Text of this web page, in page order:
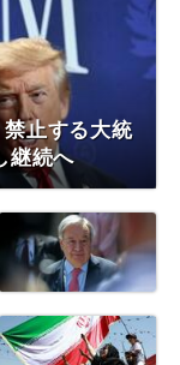
禁止する大統
継続へ